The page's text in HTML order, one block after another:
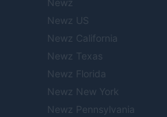
Newz
Newz US
Newz California
Newz Texas
Newz Florida
Newz New York
Newz Pennsylvania